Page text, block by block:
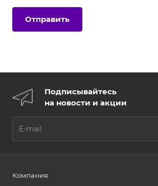
Подписывайтесь
на новости и акции
Компания